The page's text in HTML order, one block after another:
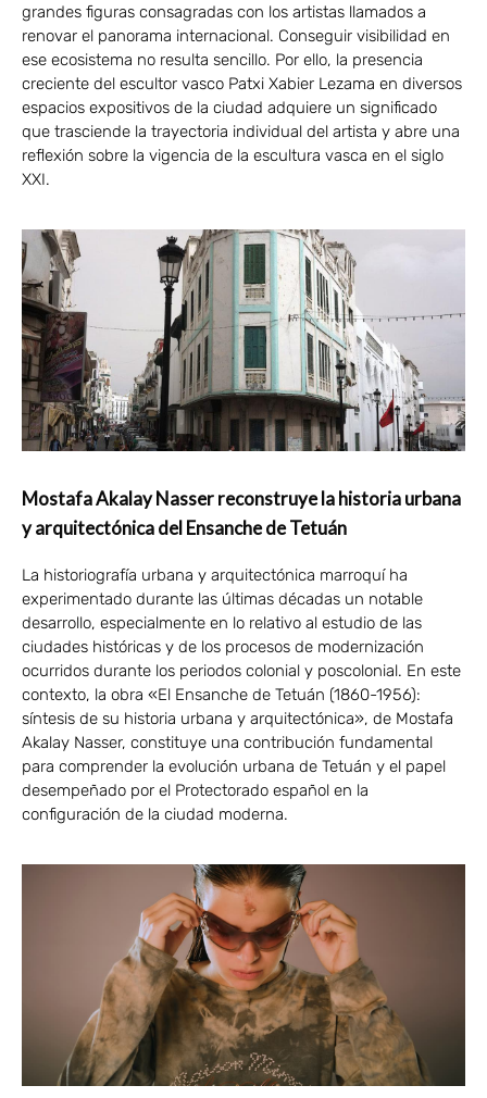
grandes figuras consagradas con los artistas llamados a
renovar el panorama internacional. Conseguir visibilidad en
ese ecosistema no resulta sencillo. Por ello, la presencia
creciente del escultor vasco Patxi Xabier Lezama en diversos
espacios expositivos de la ciudad adquiere un significado
que trasciende la trayectoria individual del artista y abre una
reflexión sobre la vigencia de la escultura vasca en el siglo
XXI.
Mostafa Akalay Nasser reconstruye la historia urbana
y arquitectónica del Ensanche de Tetuán
La historiografía urbana y arquitectónica marroquí ha
experimentado durante las últimas décadas un notable
desarrollo, especialmente en lo relativo al estudio de las
ciudades históricas y de los procesos de modernización
ocurridos durante los periodos colonial y poscolonial. En este
contexto, la obra «El Ensanche de Tetuán (1860-1956):
síntesis de su historia urbana y arquitectónica», de Mostafa
Akalay Nasser, constituye una contribución fundamental
para comprender la evolución urbana de Tetuán y el papel
desempeñado por el Protectorado español en la
configuración de la ciudad moderna.